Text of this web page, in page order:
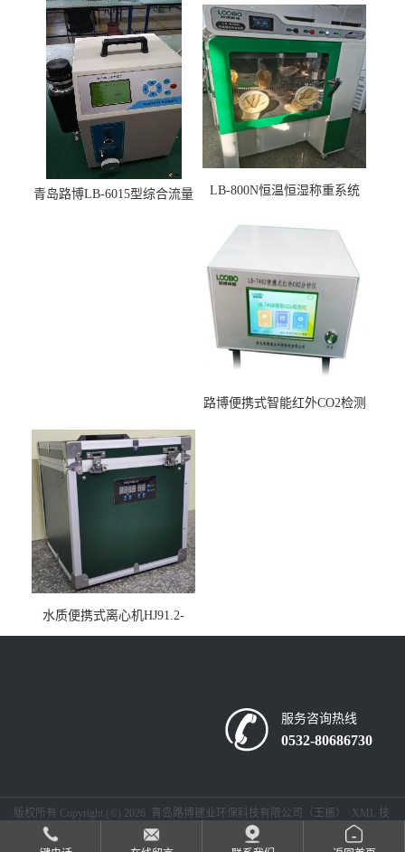
青岛路博LB-6015型综合流量
LB-800N恒温恒湿称重系统
路博便携式智能红外CO2检测
水质便携式离心机HJ91.2-
2022地表水总磷监测内置有
服务咨询热线
0532-80686730
版权所有 Copyright (©) 2026 青岛路博建业环保科技有限公司（王振） XML 技
术支持：
食品商务网